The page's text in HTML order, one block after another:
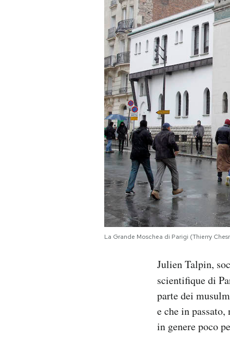
La Grande Moschea di Parigi (Thierry
Julien Talpin,
scientifique di
parte dei
e che in
in genere poco